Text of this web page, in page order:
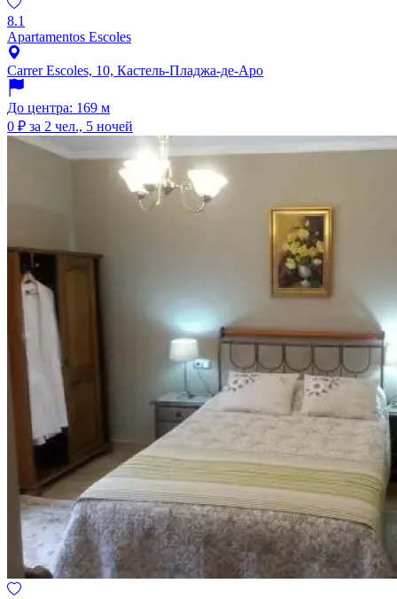
8.1
Apartamentos Escoles
Carrer Escoles, 10, Кастель-Пладжа-де-Аро
До центра: 169 м
0 ₽ за 2 чел., 5 ночей